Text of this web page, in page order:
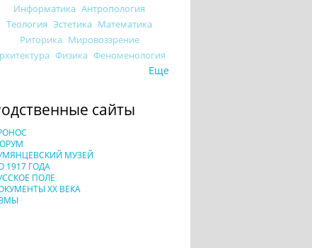
Информатика Антропология
Теология Эстетика Математика
Риторика Мировоззрение
Физика Феноменология
Еще
сайты
МУЗЕЙ
1917 ГОДА
ПОЛЕ
XX ВЕКА